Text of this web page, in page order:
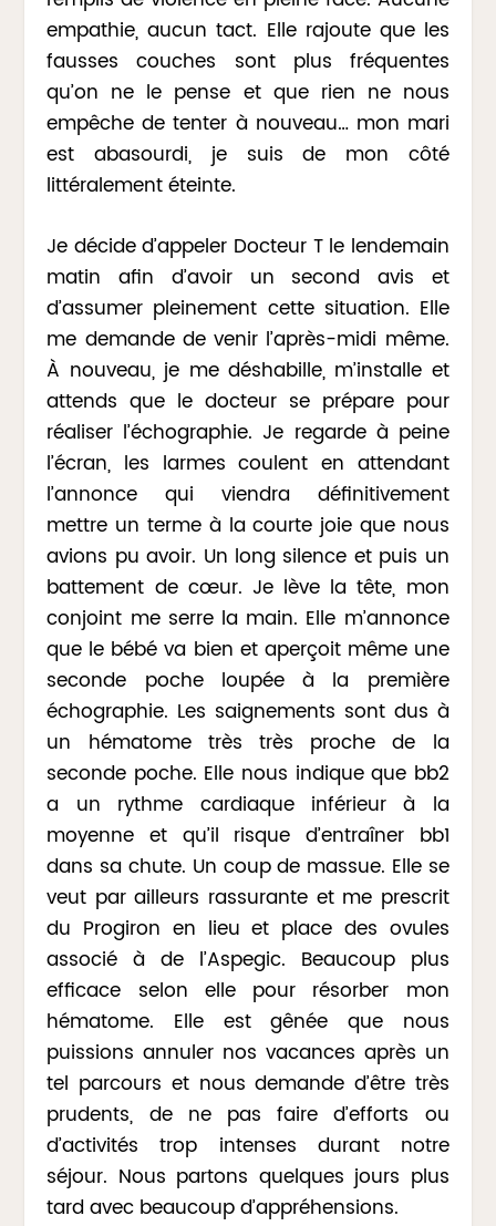
empathie, aucun tact. Elle rajoute que les
fausses couches sont plus fréquentes
qu’on ne le pense et que rien ne nous
empêche de tenter à nouveau… mon mari
est abasourdi, je suis de mon côté
littéralement éteinte.
Je décide d’appeler Docteur T le lendemain
matin afin d’avoir un second avis et
d’assumer pleinement cette situation. Elle
me demande de venir l’après-midi même.
À nouveau, je me déshabille, m’installe et
attends que le docteur se prépare pour
réaliser l’échographie. Je regarde à peine
l’écran, les larmes coulent en attendant
l’annonce qui viendra définitivement
mettre un terme à la courte joie que nous
avions pu avoir. Un long silence et puis un
battement de cœur. Je lève la tête, mon
conjoint me serre la main. Elle m’annonce
que le bébé va bien et aperçoit même une
seconde poche loupée à la première
échographie. Les saignements sont dus à
un hématome très très proche de la
seconde poche. Elle nous indique que bb2
a un rythme cardiaque inférieur à la
moyenne et qu’il risque d’entraîner bb1
dans sa chute. Un coup de massue. Elle se
veut par ailleurs rassurante et me prescrit
du Progiron en lieu et place des ovules
associé à de l’Aspegic. Beaucoup plus
efficace selon elle pour résorber mon
hématome. Elle est gênée que nous
puissions annuler nos vacances après un
tel parcours et nous demande d’être très
prudents, de ne pas faire d’efforts ou
d’activités trop intenses durant notre
séjour. Nous partons quelques jours plus
tard avec beaucoup d’appréhensions.